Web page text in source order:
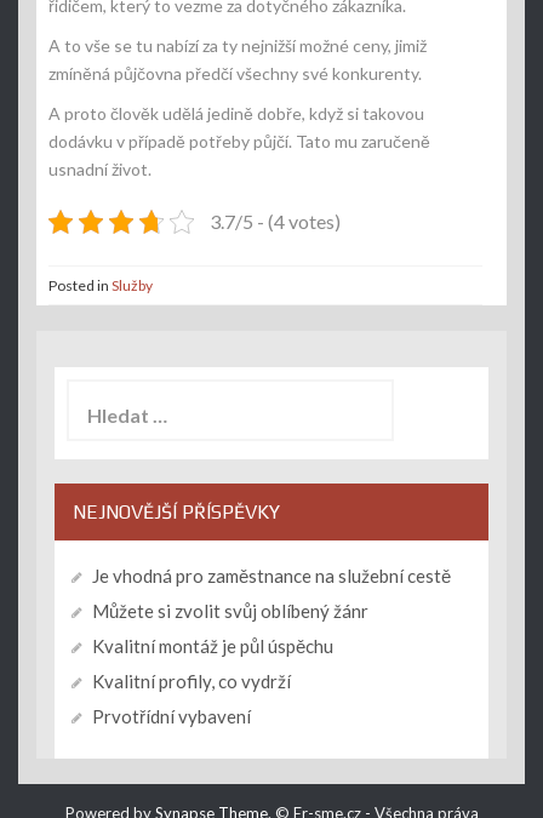
řidičem, který to vezme za dotyčného zákazníka.
A to vše se tu nabízí za ty nejnižší možné ceny, jimiž
zmíněná půjčovna předčí všechny své konkurenty.
A proto člověk udělá jedině dobře, když si takovou
dodávku v případě potřeby půjčí. Tato mu zaručeně
usnadní život.
3.7/5 - (4 votes)
Posted in Služby
NEJNOVĚJŠÍ PŘÍSPĚVKY
Je vhodná pro zaměstnance na služební cestě
Můžete si zvolit svůj oblíbený žánr
Kvalitní montáž je půl úspěchu
Kvalitní profily, co vydrží
Prvotřídní vybavení
Powered bySynapse Theme. © Er-sme.cz - Všechna práva